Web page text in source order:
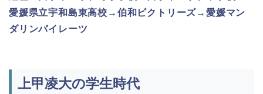
愛媛県立宇和島東高校→伯和ビクトリーズ→愛媛マン
ダリンパイレーツ
上甲凌大の学生時代